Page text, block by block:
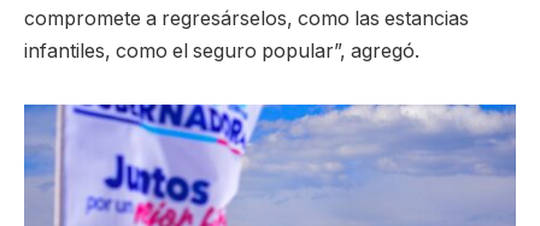
compromete a regresárselos, como las estancias
infantiles, como el seguro popular”, agregó.